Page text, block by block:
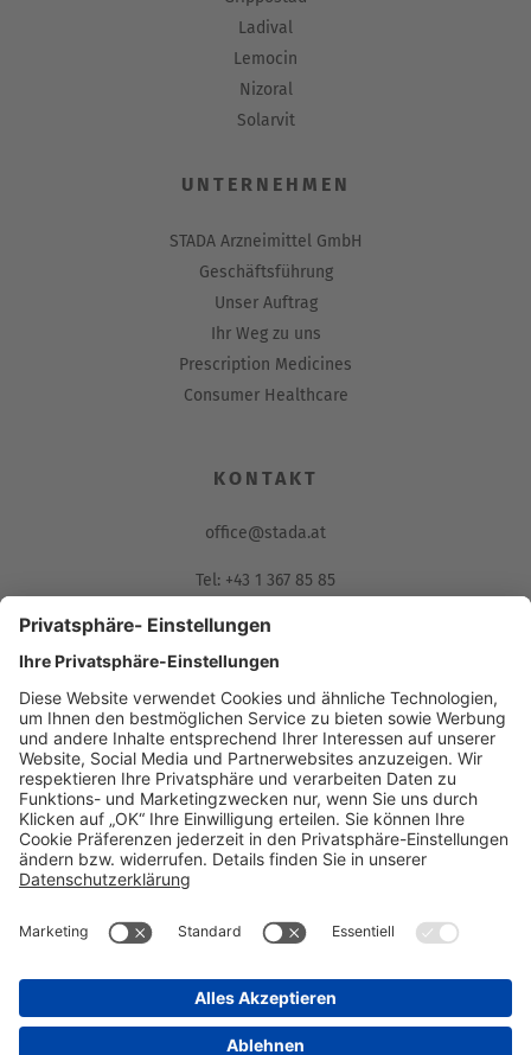
Ladival
Lemocin
Nizoral
Solarvit
UNTERNEHMEN
STADA Arzneimittel GmbH
Geschäftsführung
Unser Auftrag
Ihr Weg zu uns
Prescription Medicines
Consumer Healthcare
KONTAKT
office@stada.at
Tel: +43 1 367 85 85
Fax: 01/367 85 85-85
Muthgasse 36, 1190 Wien
Compliance Reporting Portal
AGB (DE)
Informationspflichten
Impressum
Nebenwirkungsmeldungen